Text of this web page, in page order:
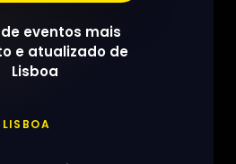
eventos mais
e atualizado de
Lisboa